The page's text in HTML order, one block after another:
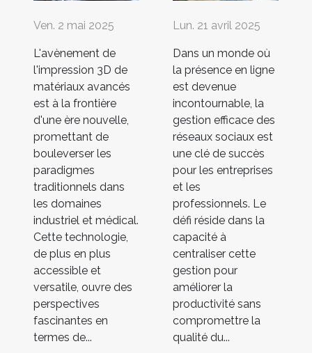
Ven. 2 mai 2025
L'avènement de
l'impression 3D de
matériaux avancés
est à la frontière
d'une ère nouvelle,
promettant de
bouleverser les
paradigmes
traditionnels dans
les domaines
industriel et médical.
Cette technologie,
de plus en plus
accessible et
versatile, ouvre des
perspectives
fascinantes en
termes de...
Lun. 21 avril 2025
Dans un monde où
la présence en ligne
est devenue
incontournable, la
gestion efficace des
réseaux sociaux est
une clé de succès
pour les entreprises
et les
professionnels. Le
défi réside dans la
capacité à
centraliser cette
gestion pour
améliorer la
productivité sans
compromettre la
qualité du...